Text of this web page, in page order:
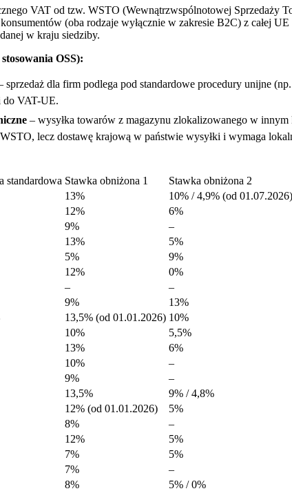
VAT od tzw. WSTO (Wewnątrzwspólnotowej Sprzedaży
konsumentów (oba rodzaje wyłącznie w zakresie B2C) z całej
w kraju siedziby.
OSS):
sprzedaż dla firm podlega pod standardowe procedury unijne
do VAT-UE.
– wysyłka towarów z magazynu zlokalizowanego w
lecz dostawę krajową w państwie wysyłki i wymaga
standardowa Stawka obniżona 1 Stawka obniżona 2
13% 10% / 4,9% (od 01.07.2026)
12% 6%
9% –
13% 5%
5% 9%
12% 0%
– –
9% 13%
13,5% (od 01.01.2026) 10%
10% 5,5%
13% 6%
10% –
9% –
13,5% 9% / 4,8%
12% (od 01.01.2026) 5%
8% –
12% 5%
7% 5%
7% –
8% 5% / 0%